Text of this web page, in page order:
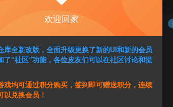
(Strategos)》|v1893|中文|免安装硬盘版
请付费后查看
超级会员
欢迎回家
库全新改版，全面升级更换了新的UI和新的会员
了“社区”功能，各位皮友们可以在社区讨论和提
戏均可通过积分购买，签到即可赠送积分，连续
以兑换会员！